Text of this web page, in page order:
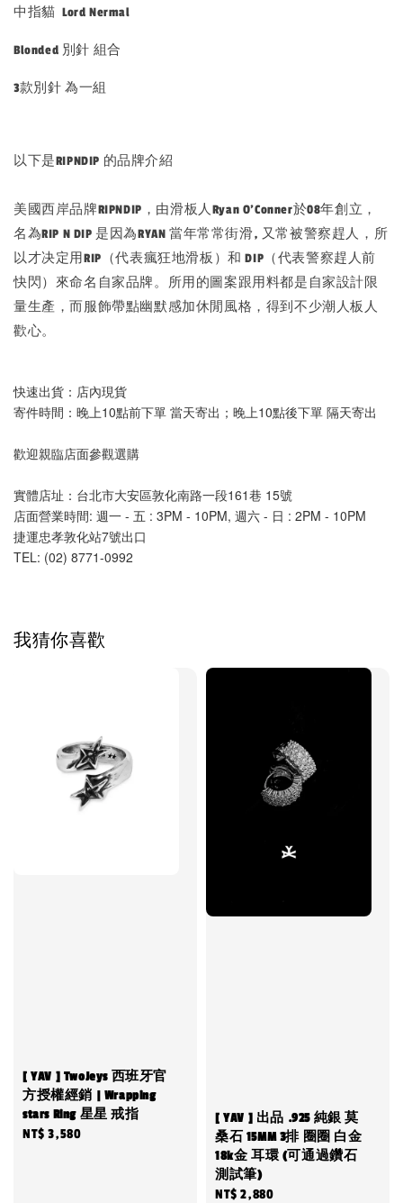
中指貓 Lord Nermal
Blonded 別針 組合
3款別針 為一組
以下是RIPNDIP 的品牌介紹
美國西岸品牌RIPNDIP，由滑板人Ryan O’Conner於08年創立，
名為RIP N DIP 是因為RYAN 當年常常街滑, 又常被警察趕人，所
以才决定用RIP（代表瘋狂地滑板）和 DIP（代表警察趕人前
快閃）來命名自家品牌。所用的圖案跟用料都是自家設計限
量生產，而服飾帶點幽默感加休閒風格，得到不少潮人板人
歡心。
快速出貨：店內現貨
寄件時間：晚上10點前下單 當天寄出；晚上10點後下單 隔天寄出
歡迎親臨店面參觀選購
實體店址：台北市大安區敦化南路一段161巷 15號
店面營業時間: 週一 - 五 : 3PM - 10PM, 週六 - 日 : 2PM - 10PM
捷運忠孝敦化站7號出口
TEL: (02) 8771-0992
我猜你喜歡
[ YAV ] TwoJeys 西班牙官
方授權經銷 | Wrapping
stars Ring 星星 戒指
Regular
NT$ 3,580
[ YAV ] 出品 .925 純銀 莫
桑石 15MM 3排 圈圈 白金
18k金 耳環 (可通過鑽石
測試筆)
Regular
NT$ 2,880